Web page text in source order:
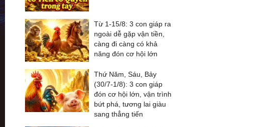
Từ 1-15/8: 3 con giáp ra
ngoài dễ gặp vận tiền,
càng đi càng có khả
năng đón cơ hội lớn
Thứ Năm, Sáu, Bảy
(30/7-1/8): 3 con giáp
đón cơ hội lớn, vận trình
bứt phá, tương lai giàu
sang thẳng tiến